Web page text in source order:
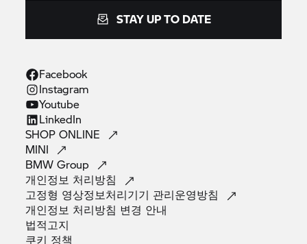
STAY UP TO DATE
Facebook
Instagram
Youtube
LinkedIn
SHOPONLINE
MINI
BMWGroup
개인정보 처리방침
고정형 영상정보처리기기 관리운영방침
개인정보 처리방침 변경 안내
법적고지
쿠키 정책